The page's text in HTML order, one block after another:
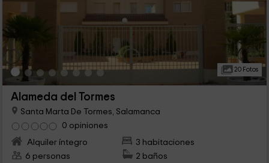
20 Fotos
Alameda del Tormes
Santa Marta De Tormes, Salamanca
0 opiniones
Alquiler íntegro
3 habitaciones
6 personas
2 baños